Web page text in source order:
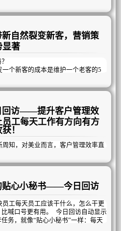
，是不以人们意志为转移的。因势
企业管理者一键检测企业经营情
美业量身打造趋势图，以趋势曲线
呈现各项数据的发展情况，因势利
害。包含有“客流趋势图，收益趋势
趋势图，客户粘性趋势图”等。（查看
新自然裂变新客，营销策
显著
新客的成本是维护一个老客的5
加了我们的拓客难度系数；在众多
，美丽合伙人，店中店……；无论名
哨，都是老带新模式；老顾客推荐
消费后给老客返提成，唯一区别是
和返好处标准不同而已！
回访——提升客户管理效
员工每天工作有方向有方
！
，对美业而言，客户管理效率直
费，曦玥“今日回访”顾客粘性分
作！
管理与《员工工作流程》挂钩，
有方向有方法有收获，知道什么时
么事，怎么做更有效率。员工每日完
贴心小秘书——今日回访
每天员工应该干什么，怎么干更
比喊口号更有用。 今日回访自动显示
任务，就像“贴心小秘书”一样：每天